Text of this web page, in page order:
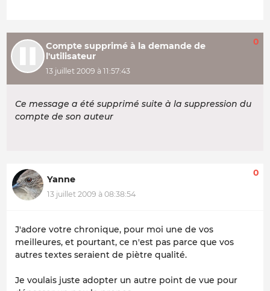
Compte supprimé à la demande de
l'utilisateur
13 juillet 2009 à 11:57:43
0
Ce message a été supprimé suite à la suppression du
compte de son auteur
Yanne
13 juillet 2009 à 08:38:54
0
J'adore votre chronique, pour moi une de vos
meilleures, et pourtant, ce n'est pas parce que vos
autres textes seraient de piètre qualité.
Je voulais juste adopter un autre point de vue pour